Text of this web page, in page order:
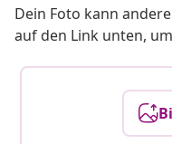
Dein Foto kann
auf den Link unten,